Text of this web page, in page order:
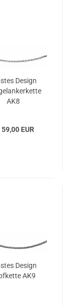
Design
AK8
EUR
Design
AK9